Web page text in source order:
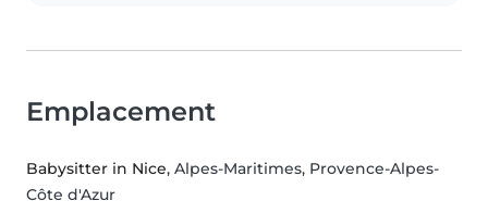
Emplacement
Babysitter in Nice, Alpes-Maritimes, Provence-Alpes-
Côte d'Azur